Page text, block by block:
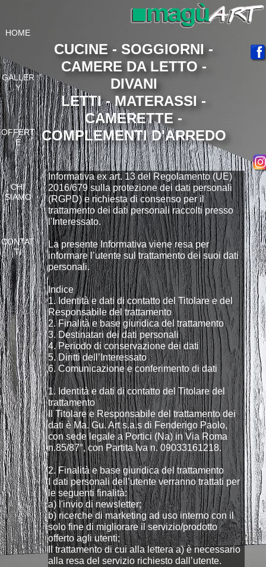
HOME
GALLER
Y
OFFERT
E
CHI
SIAMO
CONTAT
TI
CUCINE - SOGGIORNI -
CAMERE DA LETTO -
DIVANI
LETTI - MATERASSI -
CAMERETTE -
COMPLEMENTI D'ARREDO
Informativa ex art. 13 del Regolamento (UE)
2016/679 sulla protezione dei dati personali
(RGPD) e richiesta di consenso per il
trattamento dei dati personali raccolti presso
l'Interessato.
La presente Informativa viene resa per
informare l’utente sul trattamento dei suoi dati
personali.
Indice
1. Identità e dati di contatto del Titolare e del
Responsabile del trattamento
2. Finalità e base giuridica del trattamento
3. Destinatari dei dati personali
4. Periodo di conservazione dei dati
5. Diritti dell’Interessato
6. Comunicazione e conferimento di dati
1. Identità e dati di contatto del Titolare del
trattamento
Il Titolare e Responsabile del trattamento dei
dati è Ma. Gu. Art s.a.s di Fenderigo Paolo,
con sede legale a Portici (Na) in Via Roma
n.85/87°, con Partita Iva n. 09033161218.
2. Finalità e base giuridica del trattamento
I dati personali dell’utente verranno trattati per
le seguenti finalità:
a) l'invio di newsletter;
b) ricerche di marketing ad uso interno con il
solo fine di migliorare il servizio/prodotto
offerto agli utenti;
Il trattamento di cui alla lettera a) è necessario
alla resa del servizio richiesto dall’utente.